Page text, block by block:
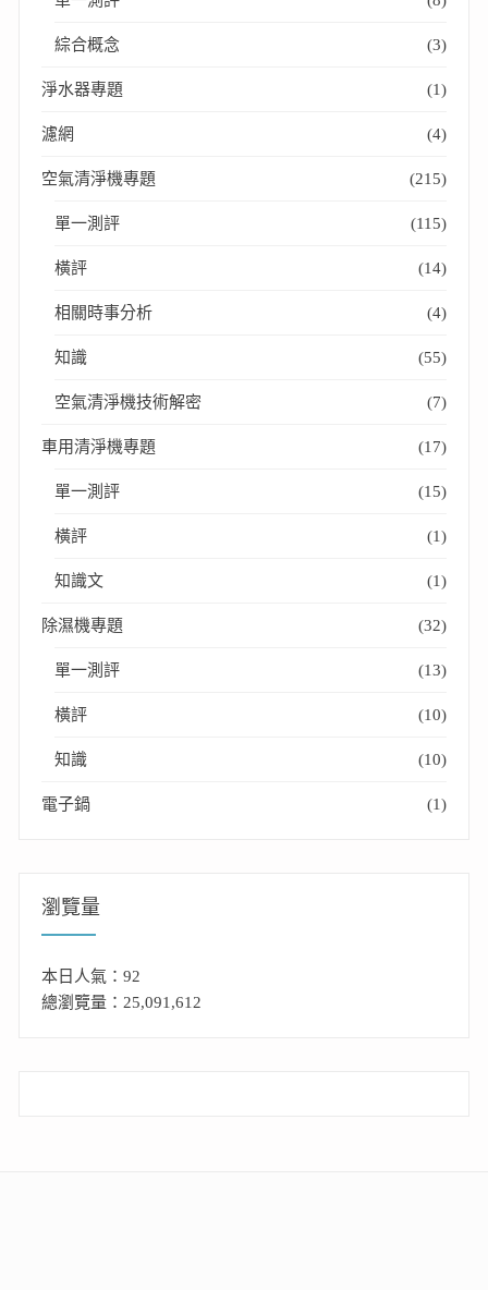
綜合概念 (3)
淨水器專題 (1)
濾網 (4)
空氣清淨機專題 (215)
單一測評 (115)
橫評 (14)
相關時事分析 (4)
知識 (55)
空氣清淨機技術解密 (7)
車用清淨機專題 (17)
單一測評 (15)
橫評 (1)
知識文 (1)
除濕機專題 (32)
單一測評 (13)
橫評 (10)
知識 (10)
電子鍋 (1)
瀏覽量
本日人氣：92
總瀏覽量：25,091,612